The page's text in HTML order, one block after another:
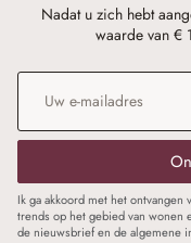
Nadat u zich hebt
waarde van €
E-mailadres
Ik ga akkoord met het ontvangen
trends op het gebied van
de nieuwsbrief en de algemene